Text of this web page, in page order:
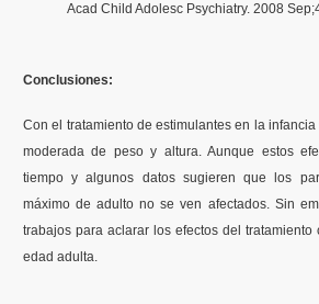
Acad Child Adolesc Psychiatry. 2008
Conclusiones:
Con el tratamiento de estimulantes en la
moderada de peso y altura. Aunque estos
tiempo y algunos datos sugieren que los
máximo de adulto no se ven afectados. Sin
trabajos para aclarar los efectos del
edad adulta.